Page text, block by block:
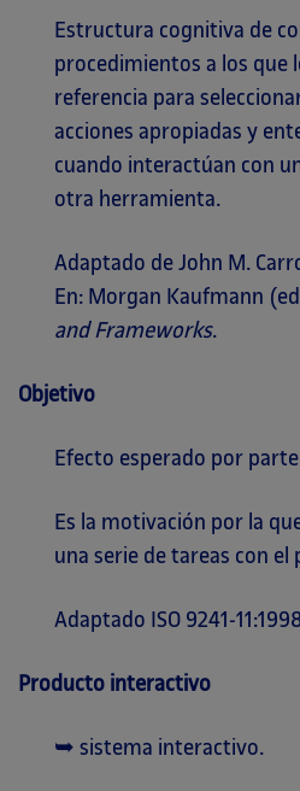
Estructura cognitiva de
procedimientos a los que
referencia para
acciones apropiadas y
cuando interactúan con
otra herramienta.
Adaptado de John M.
En: Morgan Kaufmann
and Frameworks.
Objetivo
Efecto esperado por
Es la motivación por la
una serie de tareas con
Adaptado ISO 9241-
Producto interactivo
➥ sistema interactivo.